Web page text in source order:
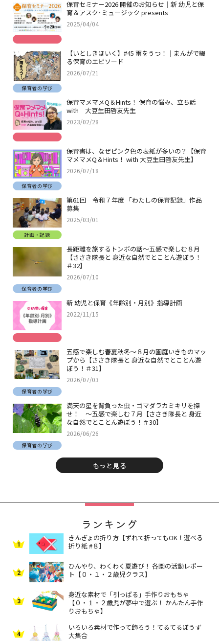
保育セミナー2026 開催のお知らせ｜新 幼児と保
育＆アスク･ミュージック presents
2025/04/04
【いとしきほいく】#45 雨をうつ！｜まんがで綴
る保育のエピソード
2026/07/21
保育者の学び
保育マメマメQ＆Hints！ 保育の悩み、立ち話
with 大豆生田啓友先生
2023/02/28
保育書は、なぜピンク色の表紙が多いの？【保育
マメマメQ＆Hints！ with 大豆生田啓友先生】
2026/07/18
保育者の学び
第61回 令和７年度 「わたしの保育記録」作品
募集
2025/03/01
計画・記録
長距離を旅するトンボの話～五感で楽しむ８月
【ささき隊長と 身近な自然でとことん遊ぼう！
＃32】
2026/07/10
保育者の学び
新 幼児と保育《年齢別・月別》指導計画
2022/11/15
五感で楽しむ春夏秋冬～８月の園庭いきものマッ
プから【ささき隊長と 身近な自然でとことん遊
ぼう！＃31】
2026/07/03
保育者の学び
満天の星を背負った虫・ゴマダラカミキリを探
せ！ ～五感で楽しむ７月【ささき隊長と 身近
な自然でとことん遊ぼう！＃30】
2026/06/26
保育者の学び
もっと見る
ランキング
1
きんぎょの折り方【ずれて折ってもOK！遊べる
折り紙 #８】
2
ひんやり、わくわく夏遊び！ 各園の活動レポー
ト【０・１・２歳児クラス】
3
身近な素材で「引っぱる」手作りおもちゃ
【０・１・２歳児が夢中で遊ぶ！ かんたん手作
りおもちゃ】
4
いろいろ素材で作って飾ろう！てるてるぼうず
大集合